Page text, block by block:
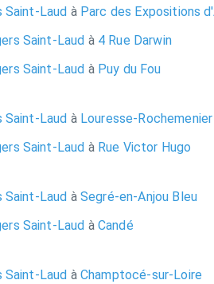
Saint-Laud àParc des Expositions
Saint-Laud à4 Rue Darwin
Saint-Laud àPuy du Fou
Saint-Laud àLouresse-Rochemenier
Saint-Laud àRue Victor Hugo
Saint-Laud àSegré-en-Anjou Bleu
Saint-Laud àCandé
Saint-Laud àChamptocé-sur-Loire